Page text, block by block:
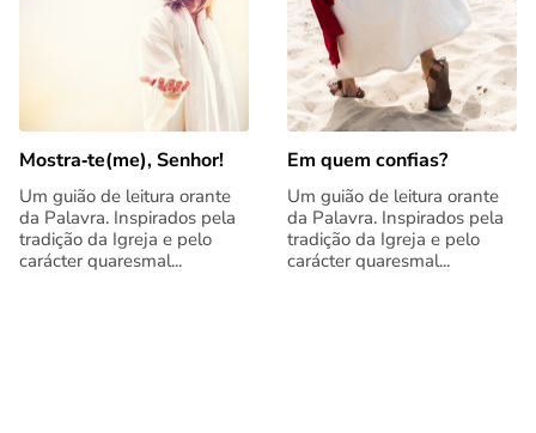
Mostra‑te(me), Senhor!
Um guião de leitura orante
da Palavra. Inspirados pela
tradição da Igreja e pelo
carácter quaresmal...
Em quem confias?
Um guião de leitura orante
da Palavra. Inspirados pela
tradição da Igreja e pelo
carácter quaresmal...